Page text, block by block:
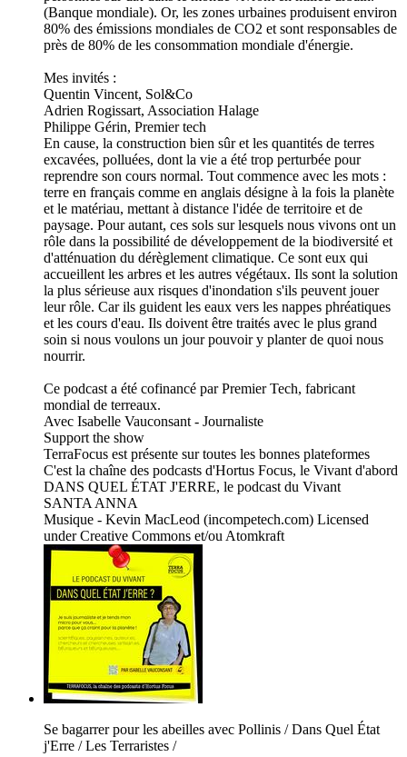
(Banque mondiale). Or, les zones urbaines produisent environ
80% des émissions mondiales de CO2 et sont responsables de
près de 80% de les consommation mondiale d'énergie.
Mes invités :
Quentin Vincent, Sol&Co
Adrien Rogissart, Association Halage
Philippe Gérin, Premier tech
En cause, la construction bien sûr et les quantités de terres
excavées, polluées, dont la vie a été trop perturbée pour
reprendre son cours normal. Tout commence avec les mots :
terre en français comme en anglais désigne à la fois la planète
et le matériau, mettant à distance l'idée de territoire et de
paysage. Pour autant, ces sols sur lesquels nous vivons ont un
rôle dans la possibilité de développement de la biodiversité et
d'atténuation du dérèglement climatique. Ce sont eux qui
accueillent les arbres et les autres végétaux. Ils sont la solution
la plus sérieuse aux risques d'inondation s'ils peuvent jouer
leur rôle. Car ils guident les eaux vers les nappes phréatiques
et les cours d'eau. Ils doivent être traités avec le plus grand
soin si nous voulons un jour pouvoir y planter de quoi nous
nourrir.
Ce podcast a été cofinancé par Premier Tech, fabricant
mondial de terreaux.
Avec Isabelle Vauconsant - Journaliste
Support the show
TerraFocus est présente sur toutes les bonnes plateformes
C'est la chaîne des podcasts d'Hortus Focus, le Vivant d'abord
DANS QUEL ÉTAT J'ERRE, le podcast du Vivant
SANTA ANNA
Musique - Kevin MacLeod (incompetech.com) Licensed
under Creative Commons et/ou Atomkraft
Se bagarrer pour les abeilles avec Pollinis / Dans Quel État
j'Erre / Les Terraristes /